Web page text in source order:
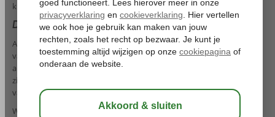
kinderanimatie tot aan de hotelkamer.
De perfecte vakantie met de kids
Als de kinderen het eenmaal naar hun zin hebben, dan geniet jij ook
van die welverdiende vakantie. Daarom beschikt Corendon over de
allerleukste accommodaties voor het hele gezin. De vele faciliteiten
zijn erop gericht dat jij en de kinderen genieten van een relaxte
vakantie.
Wil je samen met het gezin optimaal genieten van je verblijf?